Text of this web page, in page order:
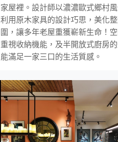
家屋裡。設計師以濃濃歐式鄉村風
利用原木家具的設計巧思，美化
圍，讓多年老屋重獲嶄新生命！
重視收納機能，及半開放式廚房
能滿足一家三口的生活質感。